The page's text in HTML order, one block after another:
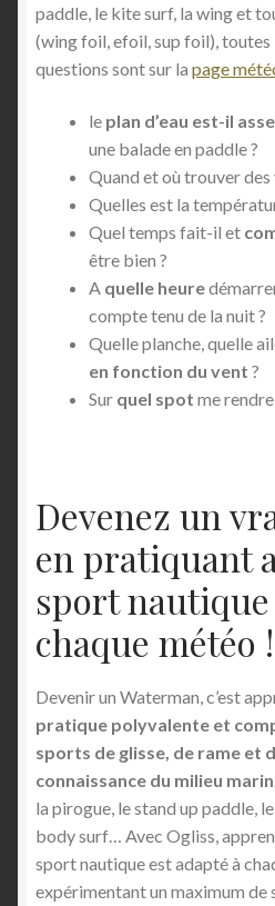
paddle, le kite surf, la wing et
(wing foil, efoil, sup foil), toutes
questions sont sur la page
le plan d’eau est-il
une balade en paddle ?
Quand et où trouver des
Quelles est la
Quel temps fait-il et
être bien ?
A quelle heure
compte tenu de la nuit ?
Quelle planche, quelle
en fonction du vent ?
Sur quel spot me
Devenez un
en pratiquant
sport nautique
chaque météo !
Devenir un Waterman, c’est
pratique polyvalente et
sports de glisse, de rame et
connaissance du milieu marin
la pirogue, le stand up paddle,
body surf… Avec Ogliss,
sport nautique est adapté à
expérimentant un maximum de